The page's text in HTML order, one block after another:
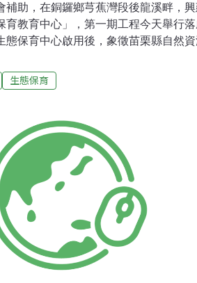
補助，在銅鑼鄉芎蕉灣段後龍溪畔，
育教育中心」，第一期工程今天舉行
態保育中心啟用後，象徵苗栗縣自然
教育中心分3期施作，第一期工程經
猴等保育類野生動物收容舍為主，另
二期工程也獲行政院農委會補助經費
與生命教育多媒體視聽室為主；第三期
新增建犬舍300隻收容量、寵物運動公
容5隻被捕獸夾及高壓電所傷的保育類
大冠鷲等。
生態保育